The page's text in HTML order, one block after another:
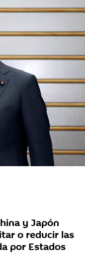
y Japón
o reducir las
por Estados